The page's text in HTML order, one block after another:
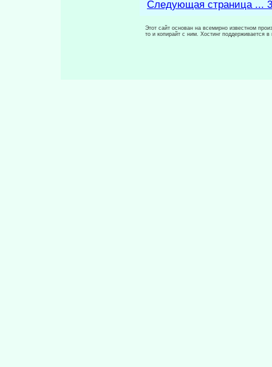
Следующая страница ...
Этот сайт основан на всемирно известном
то и копирайт с ним. Хостинг поддерживается